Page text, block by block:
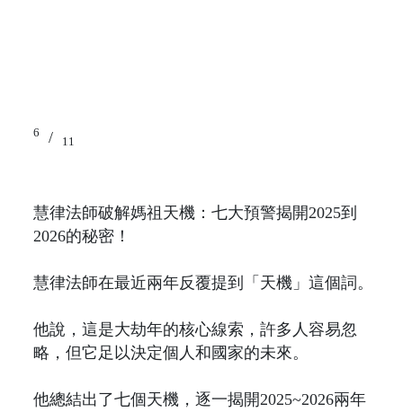
6 / 11
慧律法師破解媽祖天機：七大預警揭開2025到
2026的秘密！
慧律法師在最近兩年反覆提到「天機」這個詞。
他說，這是大劫年的核心線索，許多人容易忽
略，但它足以決定個人和國家的未來。
他總結出了七個天機，逐一揭開2025~2026兩年